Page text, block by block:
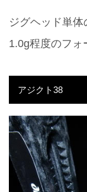
ジグヘッド単
1.0g程度のフォ
アジクト38